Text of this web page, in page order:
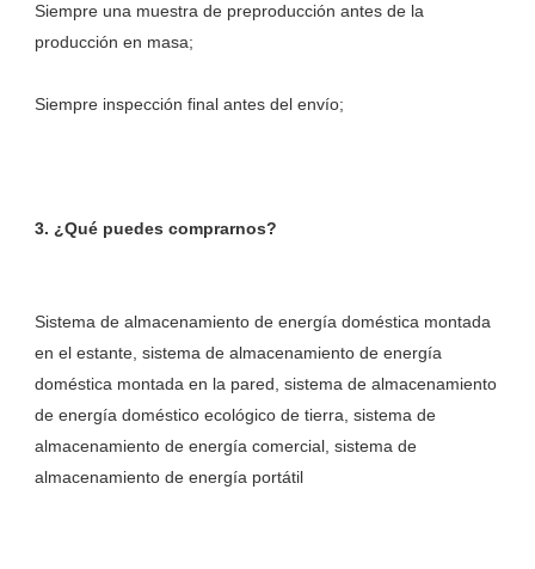
Siempre una muestra de preproducción antes de la
Sistema de almacenamiento de energía doméstica montada
en el estante, sistema de almacenamiento de energía
doméstica montada en la pared, sistema de almacenamiento
de energía doméstico ecológico de tierra, sistema de
almacenamiento de energía comercial, sistema de